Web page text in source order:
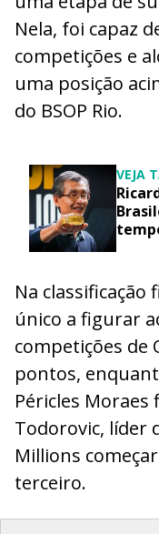
Nela, foi capaz
competições e
uma posição
do BSOP Rio.
VEJA
Na classificação
único a figurar
competições de
pontos,
Péricles Moraes
Todorovic, líder
Millions
terceiro.